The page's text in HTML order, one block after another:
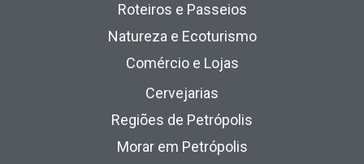
Roteiros e Passeios
Natureza e Ecoturismo
Comércio e Lojas
Cervejarias
Regiões de Petrópolis
Morar em Petrópolis